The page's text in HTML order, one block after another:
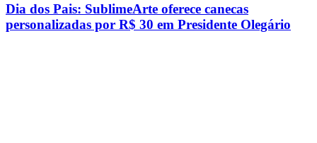
Dia dos Pais: SublimeArte oferece canecas
personalizadas por R$ 30 em Presidente Olegário